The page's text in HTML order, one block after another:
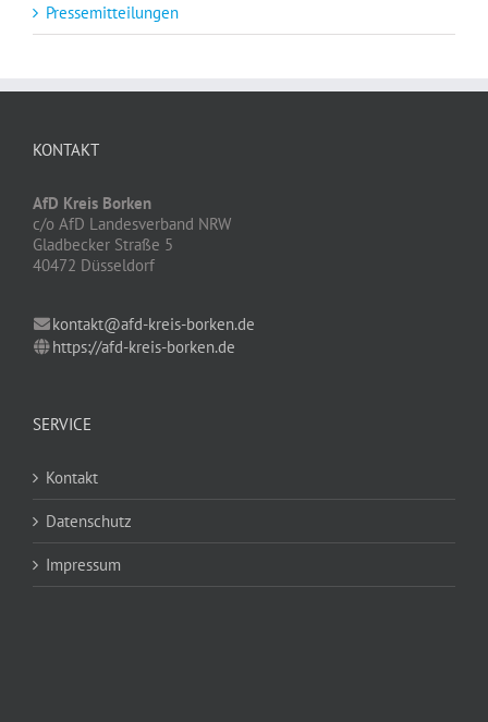
Pressemitteilungen
KONTAKT
AfD Kreis Borken
c/o AfD Landesverband NRW
Gladbecker Straße 5
40472 Düsseldorf
kontakt@afd-kreis-borken.de
https://afd-kreis-borken.de
SERVICE
Kontakt
Datenschutz
Impressum